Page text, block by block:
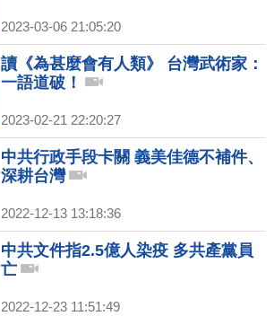
2023-03-06 21:05:20
讀《為甚麼會有人類》 台灣武術家：
一語道破！
2023-02-21 22:20:27
中共行政手段卡關 義美佳德不補件、
深耕台灣
2022-12-13 13:18:36
中共文件指2.5億人染疫 多共產黨員
亡
2022-12-23 11:51:49